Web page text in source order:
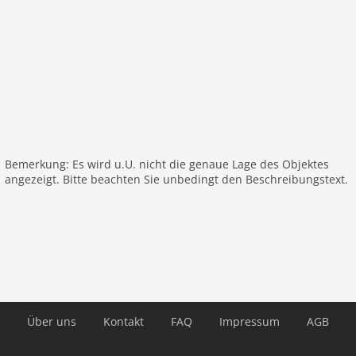
Schlafzimmer(Doppelbett),
Badezimmer(Dusche(ebenerdige Dusche),
Badezimmer(Dusche(ebenerdige Dusche),
Bemerkung: Es wird u.U. nicht die genaue Lage des Objektes
angezeigt. Bitte beachten Sie unbedingt den Beschreibungstext.
Über uns Kontakt FAQ Impressum AGB